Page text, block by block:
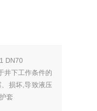
DN70
井下工作条件的
损坏,导致液压
套